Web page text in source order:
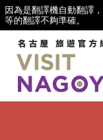
因為是翻譯機自動翻譯
等的翻譯不夠準確。